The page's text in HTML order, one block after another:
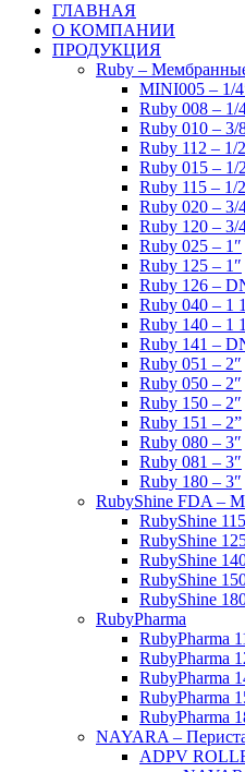
ГЛАВНАЯ
О КОМПАНИИ
ПРОДУКЦИЯ
Ruby –
MINI005 – 1/
Ruby 008 – 1/
Ruby 010 – 3/
Ruby 112 – 1/
Ruby 015 – 1/
Ruby 115 – 1/
Ruby 020 – 3/
Ruby 120 – 3/
Ruby 025 – 1″
Ruby 125 – 1″
Ruby 126 –
Ruby 040 – 1
Ruby 140 – 1
Ruby 141 –
Ruby 051 – 2″
Ruby 050 – 2″
Ruby 150 – 2″
Ruby 151 – 2”
Ruby 080 – 3″
Ruby 081 – 3″
Ruby 180 – 3″
RubyShine FDA –
RubyShine
RubyShine
RubyShine
RubyShine
RubyShine
RubyPharma
RubyPharma
RubyPharma
RubyPharma
RubyPharma
RubyPharma
NAYARA –
ADPV